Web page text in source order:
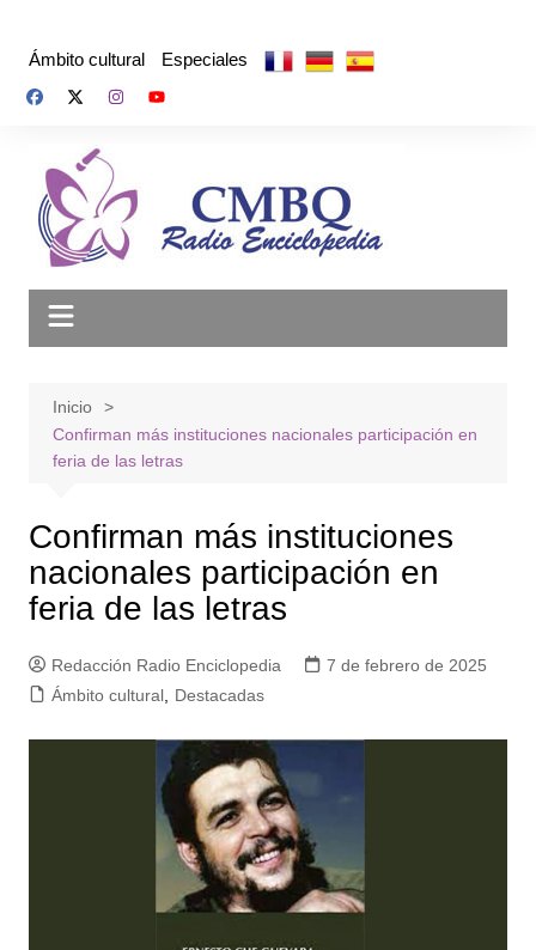
Ámbito cultural Especiales
Inicio
Confirman más instituciones nacionales participación en
feria de las letras
Confirman más instituciones
nacionales participación en
feria de las letras
Redacción Radio Enciclopedia
7 de febrero de 2025
Ámbito cultural, Destacadas